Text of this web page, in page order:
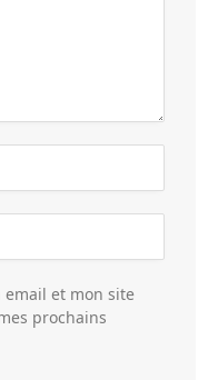
et mon site
prochains